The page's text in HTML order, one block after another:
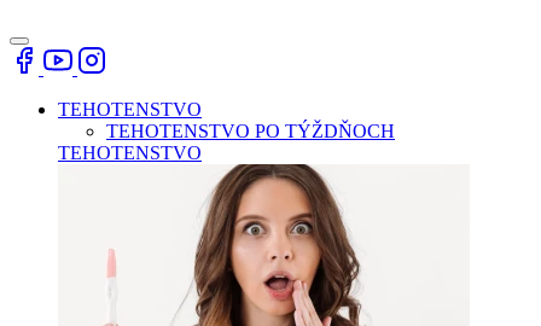
TEHOTENSTVO
TEHOTENSTVO PO TÝŽDŇOCH
TEHOTENSTVO